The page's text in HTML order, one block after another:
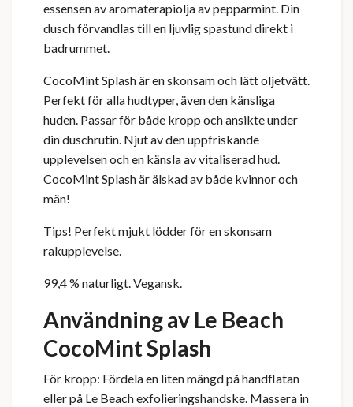
essensen av aromaterapiolja av pepparmint. Din
dusch förvandlas till en ljuvlig spastund direkt i
badrummet.
CocoMint Splash är en skonsam och lätt oljetvätt.
Perfekt för alla hudtyper, även den känsliga
huden. Passar för både kropp och ansikte under
din duschrutin. Njut av den uppfriskande
upplevelsen och en känsla av vitaliserad hud.
CocoMint Splash är älskad av både kvinnor och
män!
Tips! Perfekt mjukt lödder för en skonsam
rakupplevelse.
99,4 % naturligt. Vegansk.
Användning av Le Beach
CocoMint Splash
För kropp: Fördela en liten mängd på handflatan
eller på Le Beach exfolieringshandske. Massera in